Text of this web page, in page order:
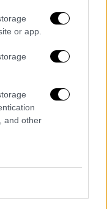
or app.
and other
γιος σε